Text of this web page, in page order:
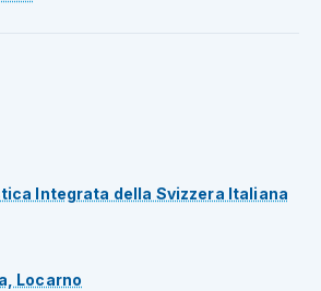
Integrata della Svizzera Italiana
Locarno